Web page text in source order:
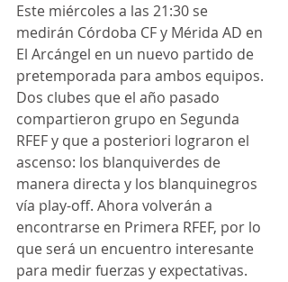
Este miércoles a las 21:30 se
medirán Córdoba CF y Mérida AD en
El Arcángel en un nuevo partido de
pretemporada para ambos equipos.
Dos clubes que el año pasado
compartieron grupo en Segunda
RFEF y que a posteriori lograron el
ascenso: los blanquiverdes de
manera directa y los blanquinegros
vía play-off. Ahora volverán a
encontrarse en Primera RFEF, por lo
que será un encuentro interesante
para medir fuerzas y expectativas.